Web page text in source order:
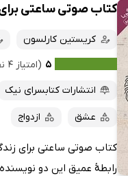
کتاب صوتی ساعتی
کریستین کارلسون
۵ (امتیاز ۴ نفر)
انتشارات کتابسرای نیک
عشق ازدواج
کتاب صوتی ساعتی برای
رابطهٔ عمیق این دو